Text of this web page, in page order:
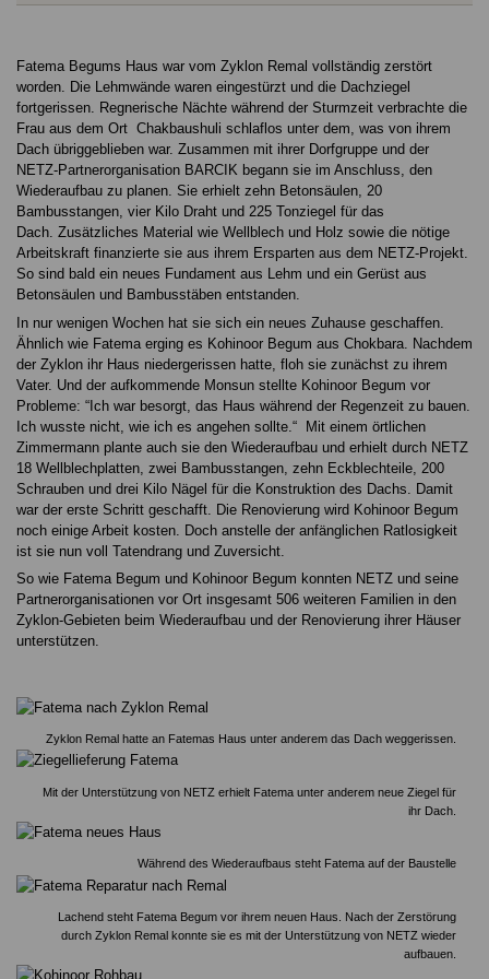
Fatema Begums Haus war vom Zyklon Remal vollständig zerstört
worden. Die Lehmwände waren eingestürzt und die Dachziegel
fortgerissen. Regnerische Nächte während der Sturmzeit verbrachte die
Frau aus dem Ort Chakbaushuli schlaflos unter dem, was von ihrem
Dach übriggeblieben war. Zusammen mit ihrer Dorfgruppe und der
NETZ-Partnerorganisation BARCIK begann sie im Anschluss, den
Wiederaufbau zu planen. Sie erhielt zehn Betonsäulen, 20
Bambusstangen, vier Kilo Draht und 225 Tonziegel für das
Dach. Zusätzliches Material wie Wellblech und Holz sowie die nötige
Arbeitskraft finanzierte sie aus ihrem Ersparten aus dem NETZ-Projekt.
So sind bald ein neues Fundament aus Lehm und ein Gerüst aus
Betonsäulen und Bambusstäben entstanden.
In nur wenigen Wochen hat sie sich ein neues Zuhause geschaffen.
Ähnlich wie Fatema erging es Kohinoor Begum aus Chokbara. Nachdem
der Zyklon ihr Haus niedergerissen hatte, floh sie zunächst zu ihrem
Vater. Und der aufkommende Monsun stellte Kohinoor Begum vor
Probleme: “Ich war besorgt, das Haus während der Regenzeit zu bauen.
Ich wusste nicht, wie ich es angehen sollte.“ Mit einem örtlichen
Zimmermann plante auch sie den Wiederaufbau und erhielt durch NETZ
18 Wellblechplatten, zwei Bambusstangen, zehn Eckblechteile, 200
Schrauben und drei Kilo Nägel für die Konstruktion des Dachs. Damit
war der erste Schritt geschafft. Die Renovierung wird Kohinoor Begum
noch einige Arbeit kosten. Doch anstelle der anfänglichen Ratlosigkeit
ist sie nun voll Tatendrang und Zuversicht.
So wie Fatema Begum und Kohinoor Begum konnten NETZ und seine
Partnerorganisationen vor Ort insgesamt 506 weiteren Familien in den
Zyklon-Gebieten beim Wiederaufbau und der Renovierung ihrer Häuser
unterstützen.
Zyklon Remal hatte an Fatemas Haus unter anderem das Dach weggerissen.
Mit der Unterstützung von NETZ erhielt Fatema unter anderem neue Ziegel für
ihr Dach.
Während des Wiederaufbaus steht Fatema auf der Baustelle
Lachend steht Fatema Begum vor ihrem neuen Haus. Nach der Zerstörung
durch Zyklon Remal konnte sie es mit der Unterstützung von NETZ wieder
aufbauen.